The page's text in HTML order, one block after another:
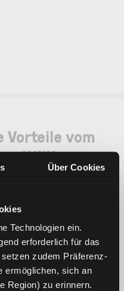
Über Cookies
Technologien ein.
erforderlich für das
zudem Präferenz-
ermöglichen, sich an
Region) zu erinnern.
Vorteile vom
LYNX